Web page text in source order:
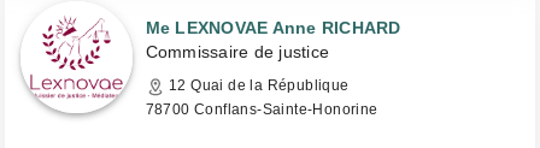
Me LEXNOVAE Anne RICHARD
Commissaire de justice
12 Quai de la République
78700 Conflans-Sainte-Honorine